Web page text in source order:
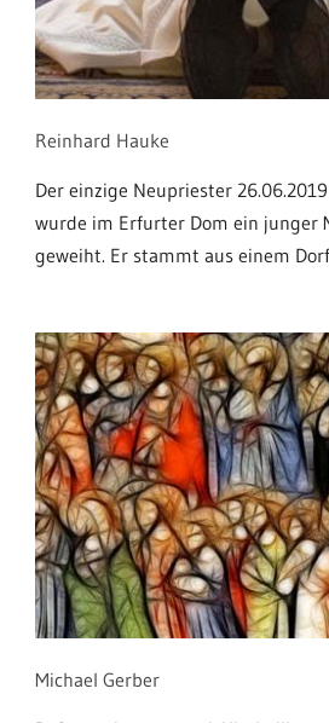
Reinhard Hauke
Der einzige Neupriester
wurde im Erfurter Dom ein junger
geweiht. Er stammt aus einem
Michael Gerber